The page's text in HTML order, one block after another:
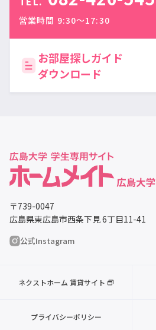
営業時間 9:30〜17:30
お部屋探しガイド
ダウンロード
〒739-0047
広島県東広島市西条下見 6丁目11-41
公式Instagram
ネクストホーム 賃貸サイト
プライバシーポリシー